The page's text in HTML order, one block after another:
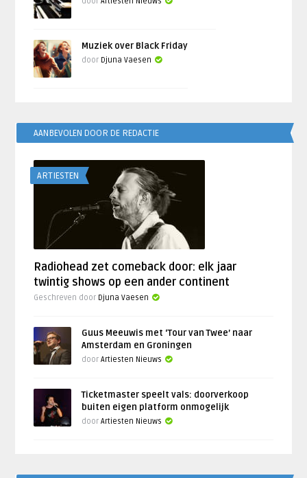
Muziek over Black Friday
door Djuna Vaesen
AANBEVOLEN DOOR DE REDACTIE
ARTIESTEN
Radiohead zet comeback door: elk jaar
twintig shows op een ander continent
Geschreven door Djuna Vaesen
Guus Meeuwis met ‘Tour van Twee’ naar
Amsterdam en Groningen
doorArtiesten Nieuws
Ticketmaster speelt vals: doorverkoop
buiten eigen platform onmogelijk
doorArtiesten Nieuws